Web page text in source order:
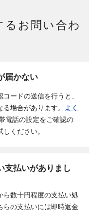
お問い合わ
届かない
ードの送信を行うと、
場合があります。 よく
電話の設定をご確認の
ください。
支払いがありまし
ら数十円程度の支払い処
らの支払いには即時返金